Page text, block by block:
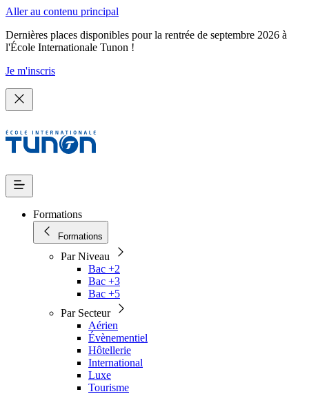
Aller au contenu principal
Dernières places disponibles pour la rentrée de septembre 2026 à
l'École Internationale Tunon !
Je m'inscris
Formations
Formations
Par Niveau
Bac +2
Bac +3
Bac +5
Par Secteur
Aérien
Évènementiel
Hôtellerie
International
Luxe
Tourisme